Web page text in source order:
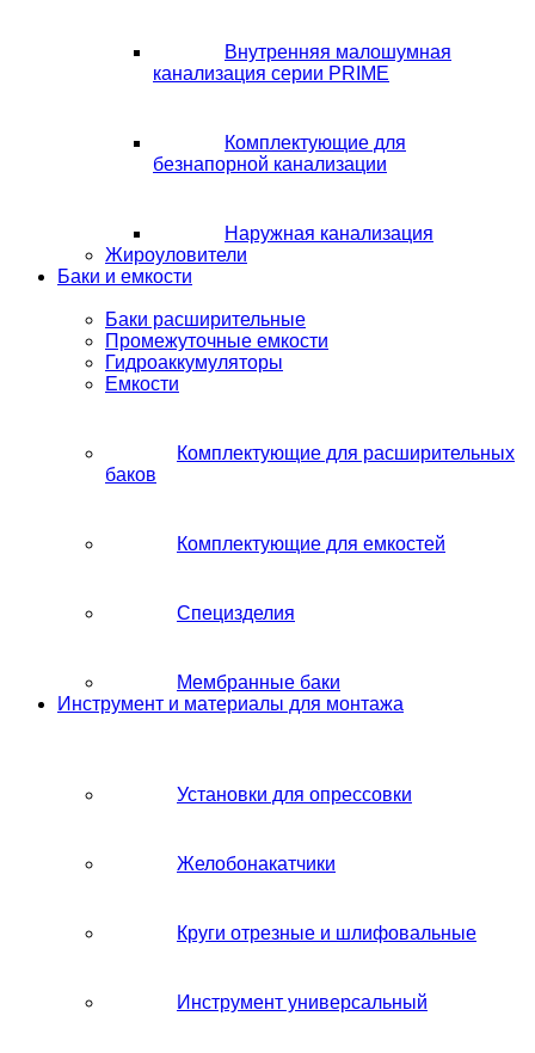
Внутренняя малошумная
канализация серии PRIME
Комплектующие для
безнапорной канализации
Наружная канализация
Жироуловители
Баки и емкости
Баки расширительные
Промежуточные емкости
Гидроаккумуляторы
Емкости
Комплектующие для расширительных
баков
Комплектующие для емкостей
Специзделия
Мембранные баки
Инструмент и материалы для монтажа
Установки для опрессовки
Желобонакатчики
Круги отрезные и шлифовальные
Инструмент универсальный